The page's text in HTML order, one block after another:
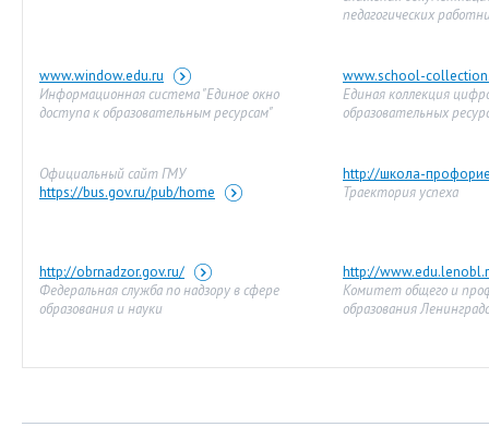
педагогических
www.window.edu.ru
Информационная система "Единое окно
доступа к образовательным ресурсам"
www.school-
Единая коллекция
образовательных
Официальный сайт ГМУ
https://bus.gov.ru/pub/home
http://школа-
Траектория успеха
http://obrnadzor.gov.ru/
Федеральная служба по надзору в сфере
образования и науки
http://
Комитет общего и
образования